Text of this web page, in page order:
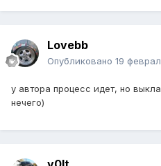
Lovebb
Опубликовано 19
у автора процесс идет, но
нечего)